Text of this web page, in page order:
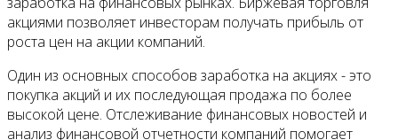
акциями позволяет инвесторам получать прибыль от
роста цен на акции компаний.
Один из основных способов заработка на акциях - это
покупка акций и их последующая продажа по более
высокой цене. Отслеживание финансовых новостей и
анализ финансовой отчетности компаний помогает